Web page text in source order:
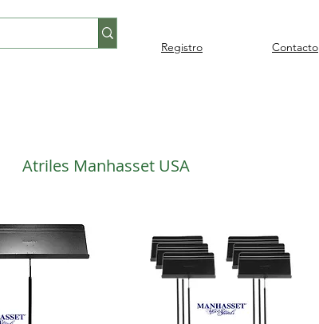
Registro Contacto
Atriles Manhasset USA